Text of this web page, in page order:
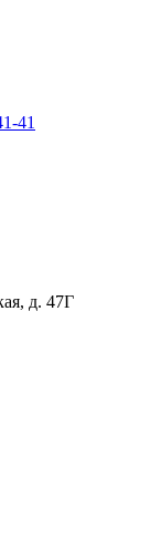
41
д. 47Г